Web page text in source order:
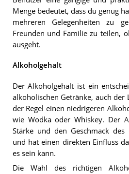
Menge bedeutet, dass du genug
mehreren Gelegenheiten zu
Freunden und Familie zu teilen,
ausgeht.
Alkoholgehalt
Der Alkoholgehalt ist ein
alkoholischen Getränke, auch der
der Regel einen niedrigeren
wie Wodka oder Whiskey. Der
Stärke und den Geschmack des
und hat einen direkten Einfluss
es sein kann.
Die Wahl des richtigen